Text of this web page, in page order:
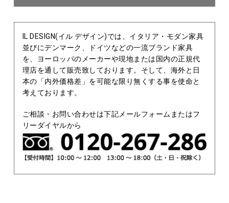
IL DESIGN(イル デザイン)では、イタリア・モダン家具
並びにデンマーク、ドイツなどの一流ブランド家具
を、ヨーロッパのメーカーや現地または国内の正規代
理店を通して販売致しております。そして、海外と日
本の「内外価格差」を可能な限り無くする事を使命と
考えております。
ご相談・お問い合わせは下記メールフォームまたはフ
リーダイヤルから